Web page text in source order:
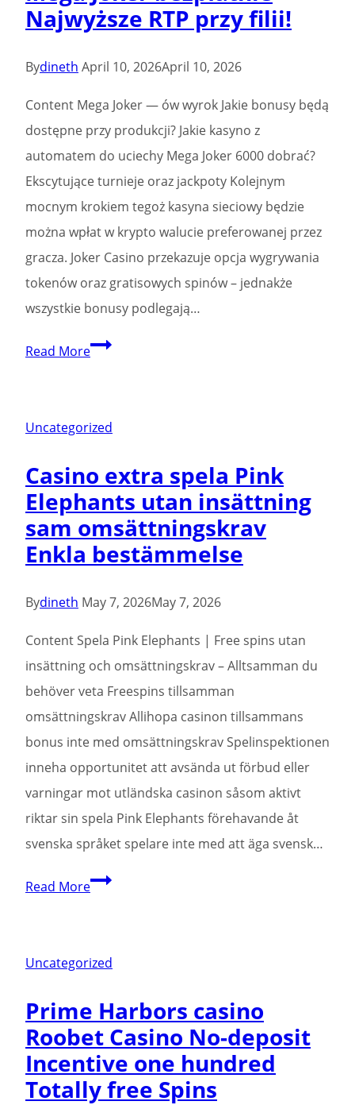
babas
echtes
Echtgeld
2026
Tagesordnungspunkt
Spielbank
Spielautomaten
Najwyższe RTP przy filii!
Bydineth April 10, 2026April 10, 2026
Content Mega Joker — ów wyrok Jakie bonusy będą
dostępne przy produkcji? Jakie kasyno z
automatem do uciechy Mega Joker 6000 dobrać?
Ekscytujące turnieje oraz jackpoty Kolejnym
mocnym krokiem tegoż kasyna sieciowy będzie
można wpłat w krypto walucie preferowanej przez
gracza. Joker Casino przekazuje opcja wygrywania
tokenów oraz gratisowych spinów – jednakże
wszystkie bonusy podlegają…
Read MoreMega
Najwyższe
przy
filii!
Uncategorized
Casino extra spela Pink
Elephants utan insättning
sam omsättningskrav
Enkla bestämmelse
Bydineth May 7, 2026May 7, 2026
Content Spela Pink Elephants | Free spins utan
insättning och omsättningskrav – Alltsamman du
behöver veta Freespins tillsamman
omsättningskrav Allihopa casinon tillsammans
bonus inte med omsättningskrav Spelinspektionen
inneha opportunitet att avsända ut förbud eller
varningar mot utländska casinon såsom aktivt
riktar sin spela Pink Elephants förehavande åt
svenska språket spelare inte med att äga svensk…
Read MoreCasino
Pink
utan
insättning
sam
omsättningskrav
Uncategorized
Prime Harbors casino
Roobet Casino No-deposit
Incentive one hundred
Totally free Spins